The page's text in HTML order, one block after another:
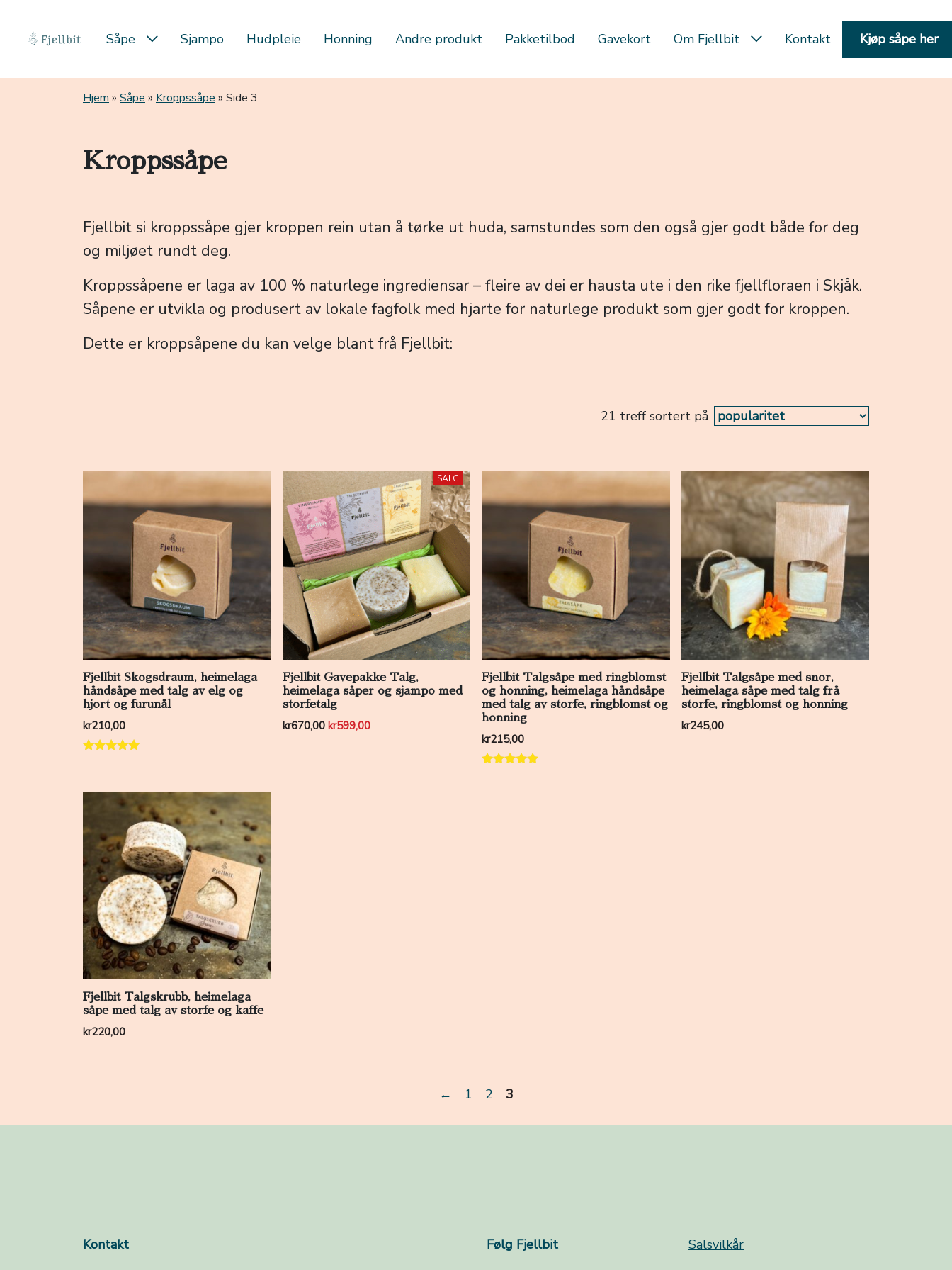
Såpe Sjampo Hudpleie Honning Andre produkt Pakketilbod Gavekort Om Fjellbit Kontakt Kjøp såpe her
Hjem » Såpe » Kroppssåpe » Side 3
Kroppssåpe
Fjellbit si kroppssåpe gjer kroppen rein utan å tørke ut huda, samstundes som den også gjer godt både for deg
og miljøet rundt deg.
Kroppssåpene er laga av 100 % naturlege ingrediensar – fleire av dei er hausta ute i den rike fjellfloraen i Skjåk.
Såpene er utvikla og produsert av lokale fagfolk med hjarte for naturlege produkt som gjer godt for kroppen.
Dette er kroppsåpene du kan velge blant frå Fjellbit:
21 treff sortert på
Fjellbit Skogsdraum, heimelaga
håndsåpe med talg av elg og
hjort og furunål
kr210,00
SALG
Fjellbit Gavepakke Talg,
heimelaga såper og sjampo med
storfetalg
kr670,00 Opprinnelig pris var: kr670,00.
kr599,00Nåværende pris er: kr599,00.
Fjellbit Talgsåpe med ringblomst
og honning, heimelaga håndsåpe
med talg av storfe, ringblomst og
honning
kr215,00
Fjellbit Talgsåpe med snor,
heimelaga såpe med talg frå
storfe, ringblomst og honning
kr245,00
Fjellbit Talgskrubb, heimelaga
såpe med talg av storfe og kaffe
kr220,00
← 1 2 3
Kontakt
Følg Fjellbit
Salsvilkår